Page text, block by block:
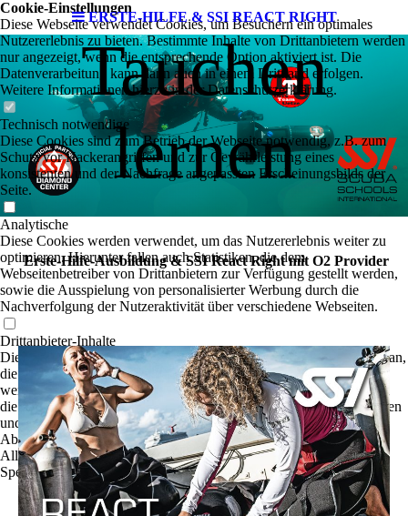
ERSTE-HILFE & SSI REACT RIGHT
Tauchen
lernen
Erste-Hilfe-Ausbildung & SSI React Right mit O2 Provider
Cookie-Einstellungen
Diese Webseite verwendet Cookies, um Besuchern ein optimales
Nutzererlebnis zu bieten. Bestimmte Inhalte von Drittanbietern werden
nur angezeigt, wenn die entsprechende Option aktiviert ist. Die
Datenverarbeitung kann dann auch in einem Drittland erfolgen.
Weitere Informationen hierzu in der Datenschutzerklärung.
Technisch notwendige
Diese Cookies sind zum Betrieb der Webseite notwendig, z.B. zum
Schutz vor Hackerangriffen und zur Gewährleistung eines
konsistenten und der Nachfrage angepassten Erscheinungsbilds der
Seite.
Analytische
Diese Cookies werden verwendet, um das Nutzererlebnis weiter zu
optimieren. Hierunter fallen auch Statistiken, die dem
Webseitenbetreiber von Drittanbietern zur Verfügung gestellt werden,
sowie die Ausspielung von personalisierter Werbung durch die
Nachverfolgung der Nutzeraktivität über verschiedene Webseiten.
Drittanbieter-Inhalte
Diese Webseite bietet möglicherweise Inhalte oder Funktionalitäten an,
die von Drittanbietern eigenverantwortlich zur Verfügung gestellt
werden. Diese Drittanbieter können eigene Cookies setzen, z.B. um
die Nutzeraktivität zu verfolgen oder ihre Angebote zu personalisieren
und zu optimieren.
Ablehnen
Alle akzeptieren
Speichern